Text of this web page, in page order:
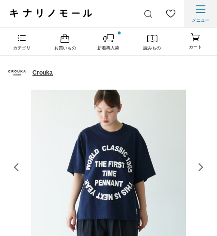
メニュー
カテゴリ お買いもの 新着再入荷 読みもの カート
Crouka